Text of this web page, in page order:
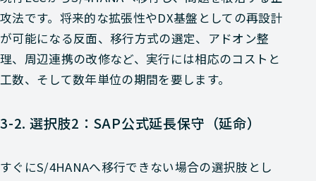
攻法です。将来的な拡張性やDX基盤としての再設計
が可能になる反面、移行方式の選定、アドオン整
理、周辺連携の改修など、実行には相応のコストと
工数、そして数年単位の期間を要します。
3-2. 選択肢2：SAP公式延長保守（延命）
すぐにS/4HANAへ移行できない場合の選択肢とし